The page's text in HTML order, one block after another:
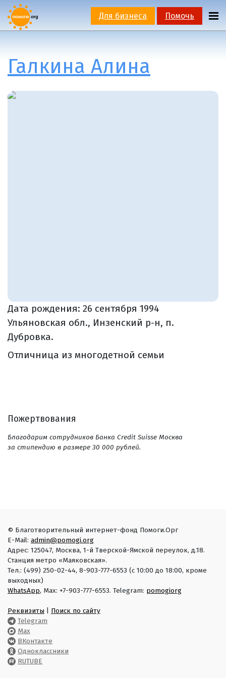
Для бизнеса Помочь
Галкина Алина
Дата рождения: 26 сентября 1994
Ульяновская обл., Инзенский р-н, п.
Дубровка.
Отличница из многодетной семьи
Пожертвования
Благодарим сотрудников Банка Credit Suisse Москва
за стипендию в размере 30 000 рублей.
© Благотворительный интернет-фонд Помоги.Орг
E-Mail: admin@pomogi.org
Адрес: 125047, Москва, 1-й Тверской-Ямской переулок, д.18.
Станция метро «Маяковская».
Тел.: (499) 250-02-44, 8-903-777-6553 (с 10:00 до 18:00, кроме
выходных)
WhatsApp, Max: +7-903-777-6553. Telegram: pomogiorg
Реквизиты
Поиск по сайту
Telegram
Max
ВКонтакте
Одноклассники
RUTUBE